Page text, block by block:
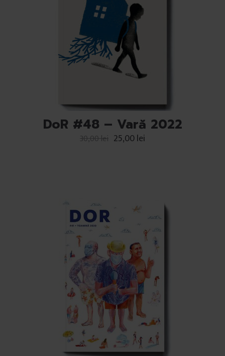
DoR #48 – Vară 2022
30,00lei 25,00lei